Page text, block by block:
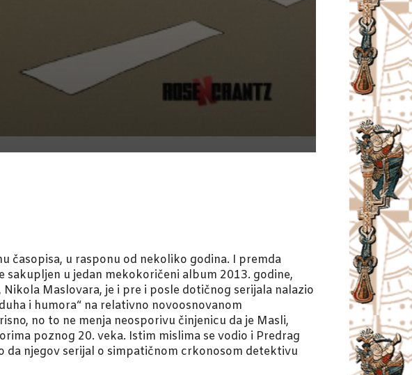
časopisa, u rasponu od nekoliko godina. I premda
sakupljen u jedan mekokoričeni album 2013. godine,
Maslovara, je i pre i posle dotičnog serijala nalazio
i humora“ na relativno novoosnovanom
no to ne menja neosporivu činjenicu da je Masli,
poznog 20. veka. Istim mislima se vodio i Predrag
da njegov serijal o simpatičnom crkonosom detektivu